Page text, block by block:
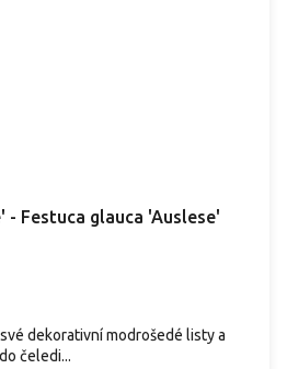
- Festuca glauca 'Auslese'
dekorativní modrošedé listy a
čeledi...